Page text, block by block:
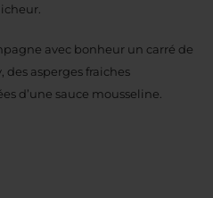
avec bonheur un carré de
des asperges fraiches
d’une sauce mousseline.